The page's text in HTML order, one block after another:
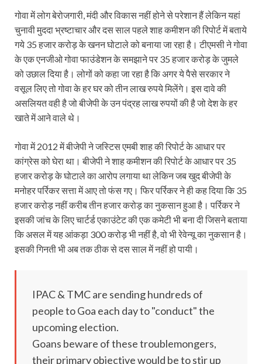
गोवा में लोग बेरोजगारी, मंदी और विकास नहीं होने से परेशान हैं लेकिन यहां
चुनावी मुददा भ्रष्‍टाचार और दस साल पहले शाह कमीशन की रिपोर्ट में बताये
गये 35 हजार करोड़ के खनन घोटाले को बनाया जा रहा है। टीएमसी ने गोवा
के एक एनजीओ गोवा फाउंडेशन के समझाने पर 35 हजार करोड़ के जुमले
को उछाल दिया है। लोगों को कहा जा रहा है कि अगर ये पैसे सरकार ने
वसूल लिए तो गोवा के हर घर को तीन लाख रुपये मिलेंगे। इस दावे की
असलियत वही है जो बीजेपी के उन पंद्रह लाख रुपयों की है जो देश के हर
खाते में आने वाले थे।
गोवा में 2012 में बीजेपी ने जस्टिस एमबी शाह की रिपोर्ट के आधार पर
कांग्रेस को घेरा था। बीजेपी ने शाह कमीशन की रिपोर्ट के आधार पर 35
हजार करोड़ के घोटाले का आरोप लगाया था लेकिन जब खुद बीजेपी के
मनोहर पर्रिकर सत्ता में आए तो फंस गए। फिर पर्रिकर ने ही कह दिया कि 35
हजार करोड़ नहीं करीब तीन हजार करोड़ का नुकसान हुआ है। पर्रिकर ने
इसकी जांच के लिए चार्टर्ड एकाउंटेट की एक कमेटी भी बना दी जिसने बताया
कि असल में यह आंकड़ा 300 करोड़ भी नहीं है, वो भी रेवेन्यू का नुकसान है।
इसकी गिनती भी अब तक ठीक से दस साल में नहीं हो पायी।
IPAC & TMC are sending hundreds of
people to Goa each day to "conduct" the
upcoming election.
Goans beware of these troublemongers,
their primary objective would be to stir up